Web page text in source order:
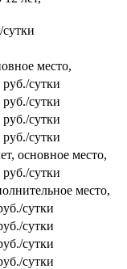
место,
руб./сутки
руб./сутки
руб./сутки
руб./сутки
основное место,
руб./сутки
место,
сутки
сутки
сутки
сутки